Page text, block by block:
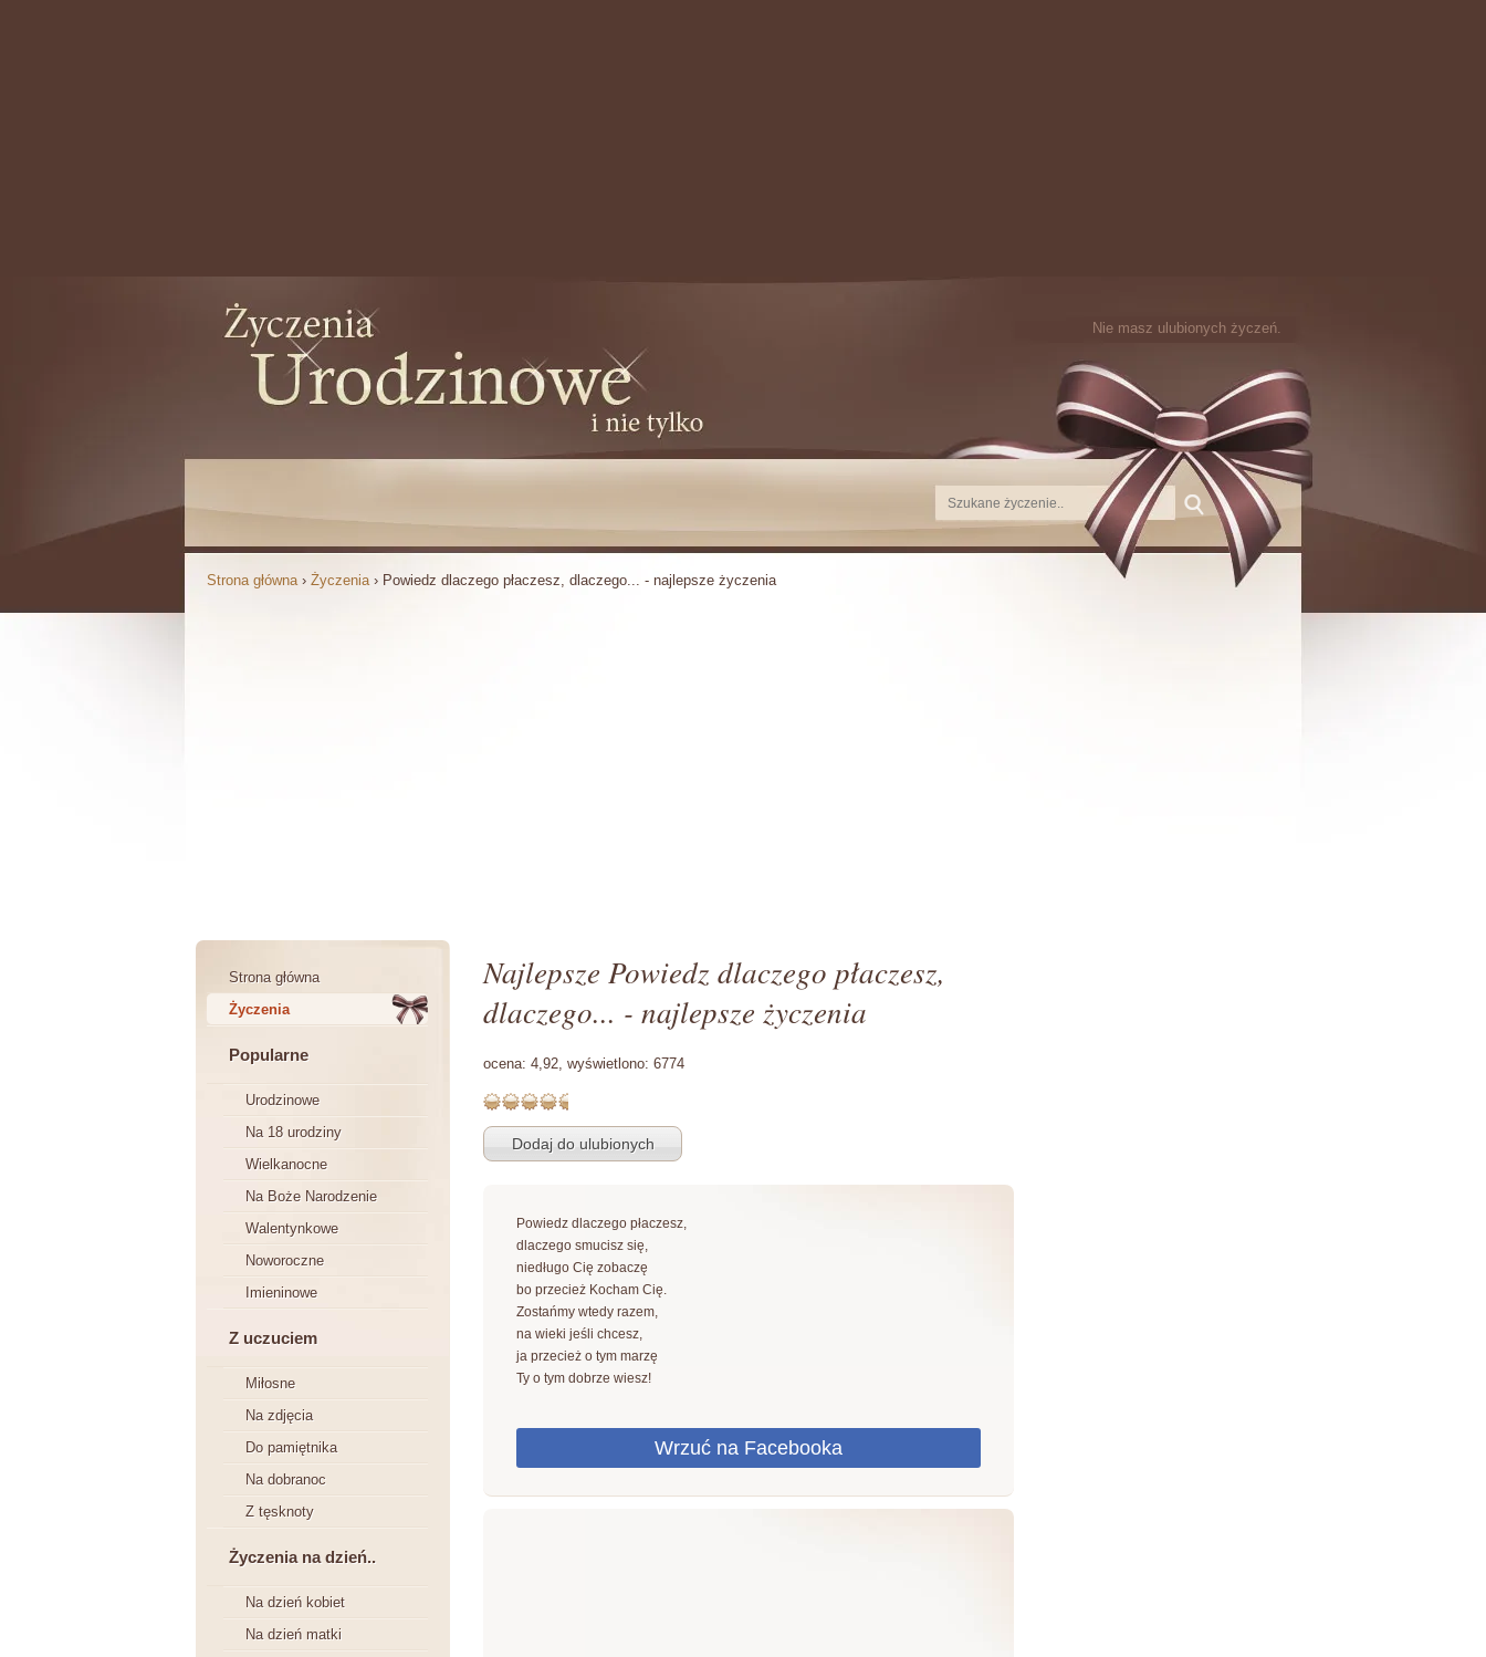
Nie masz ulubionych życzeń.
Strona główna › Życzenia › Powiedz dlaczego płaczesz, dlaczego... - najlepsze życzenia
Strona główna
Życzenia
Popularne
Urodzinowe
Na 18 urodziny
Wielkanocne
Na Boże Narodzenie
Walentynkowe
Noworoczne
Imieninowe
Z uczuciem
Miłosne
Na zdjęcia
Do pamiętnika
Na dobranoc
Z tęsknoty
Życzenia na dzień..
Na dzień kobiet
Na dzień matki
Najlepsze Powiedz dlaczego płaczesz,
dlaczego... - najlepsze życzenia
ocena: 4,92, wyświetlono: 6774
Powiedz dlaczego płaczesz,
dlaczego smucisz się,
niedługo Cię zobaczę
bo przecież Kocham Cię.
Zostańmy wtedy razem,
na wieki jeśli chcesz,
ja przecież o tym marzę
Ty o tym dobrze wiesz!